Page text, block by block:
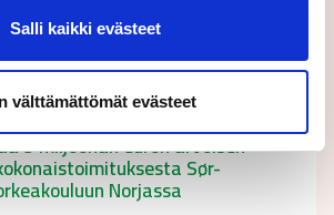
Salli kaikki evästeet
välttämättömät evästeet
9 miljoonan euron arvoisen
Sør-
Norjassa